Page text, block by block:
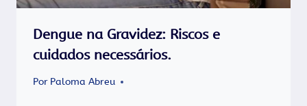
Dengue na Gravidez: Riscos e
cuidados necessários.
Por Paloma Abreu